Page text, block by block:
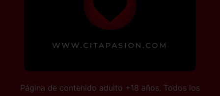
Página de contenido adulto +18 años. Todos los